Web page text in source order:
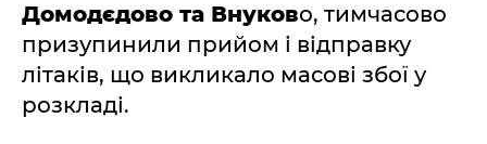
Домодєдово та Внуково, тимчасово
призупинили прийом і відправку
літаків, що викликало масові збої у
розкладі.